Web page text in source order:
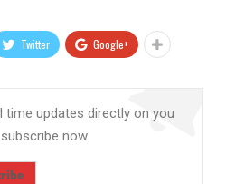
Twitter Google+
time updates directly on you
now.